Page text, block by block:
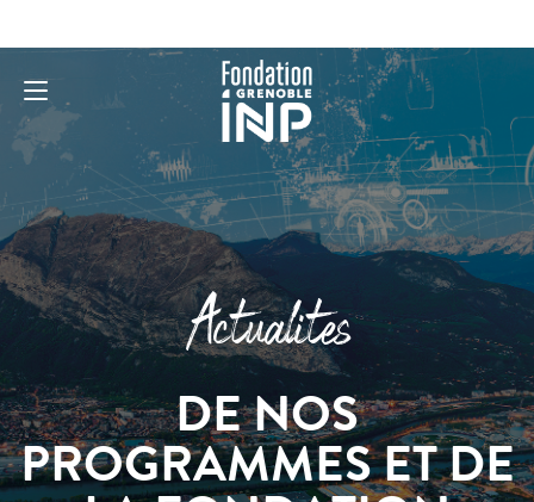
Actualites
DE NOS
PROGRAMMES ET DE